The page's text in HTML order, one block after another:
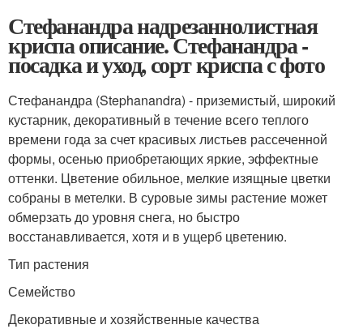
Стефанандра надрезаннолистная
криспа описание. Стефанандра -
посадка и уход, сорт криспа с фото
Стефанандра (Stephanandra) - приземистый, широкий
кустарник, декоративный в течение всего теплого
времени года за счет красивых листьев рассеченной
формы, осенью приобретающих яркие, эффектные
оттенки. Цветение обильное, мелкие изящные цветки
собраны в метелки. В суровые зимы растение может
обмерзать до уровня снега, но быстро
восстанавливается, хотя и в ущерб цветению.
Тип растения
Семейство
Декоративные и хозяйственные качества